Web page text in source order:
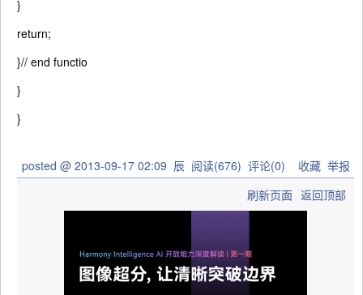
}
return;
}// end functio
}
}
posted @ 2013-09-17 02:09 辰 阅读(676) 评论(0) 收藏 举报
刷新页面 返回顶部